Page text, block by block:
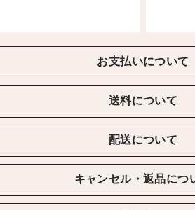
お支払いについて
送料について
配送について
キャンセル・返品につ